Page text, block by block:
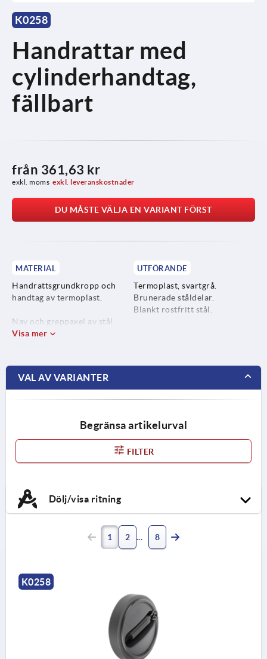
K0258
Handrattar med
cylinderhandtag,
fällbart
från 361,63 kr
exkl. moms exkl. leveranskostnader
DU MÅSTE VÄLJA EN VARIANT FÖRST
MATERIAL
Handrattsgrundkropp och
handtag av termoplast.
Nav och greppaxel av stål
hållfasthetsklass 5.8 eller
UTFÖRANDE
Termoplast, svartgrå.
Brunerade ståldelar.
Blankt rostfritt stål.
Visa mer
VAL AV VARIANTER
Begränsa artikelurval
FILTER
Dölj/visa ritning
1 2 8
K0258